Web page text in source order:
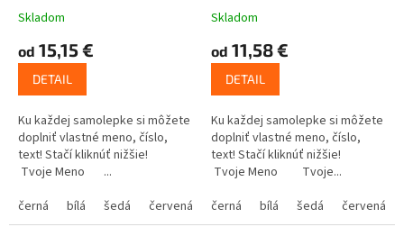
Skladom
od 15,15 €
DETAIL
Ku každej samolepke si môžete
doplniť vlastné meno, číslo,
text! Stačí kliknúť nižšie!
Tvoje Meno ...
černá
bílá šedá červená modrá žlutá zelená růžová
Skladom
od 11,58 €
DETAIL
Ku každej samolepke si môžete
doplniť vlastné meno, číslo,
text! Stačí kliknúť nižšie!
Tvoje Meno Tvoje...
černá
bílá šedá červená